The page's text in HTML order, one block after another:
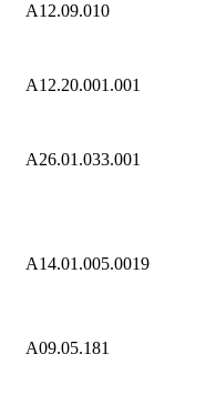
A12.09.010
A12.20.001.001
A26.01.033.001
A14.01.005.0019
A09.05.181